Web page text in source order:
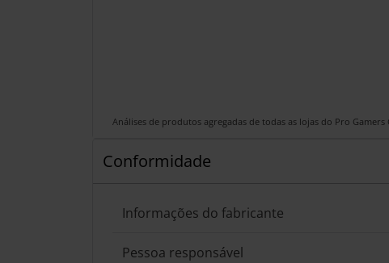
Análises de produtos agregadas de todas as lojas do Pro Gamers
Conformidade
Informações do fabricante
Pessoa responsável